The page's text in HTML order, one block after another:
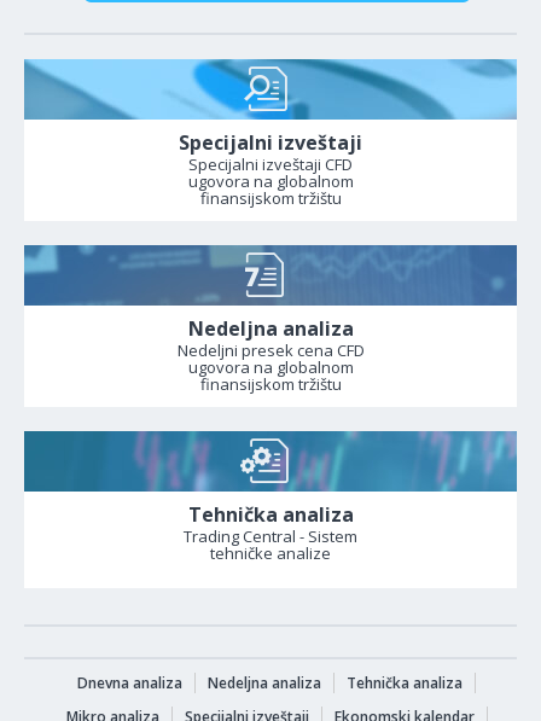
Specijalni izveštaji
Specijalni izveštaji CFD
ugovora na globalnom
finansijskom tržištu
Nedeljna analiza
Nedeljni presek cena CFD
ugovora na globalnom
finansijskom tržištu
Tehnička analiza
Trading Central - Sistem
tehničke analize
Dnevna analiza Nedeljna analiza
Tehnička analiza
Mikro analiza
Specijalni izveštaji Ekonomski kalendar